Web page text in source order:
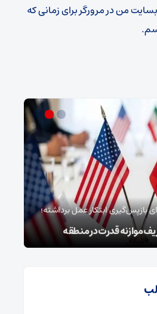
من در مرورگر برای زمانی که
بازپس‌گیری ابتکار عمل برداشته؛
موازنه قدرت در منطقه